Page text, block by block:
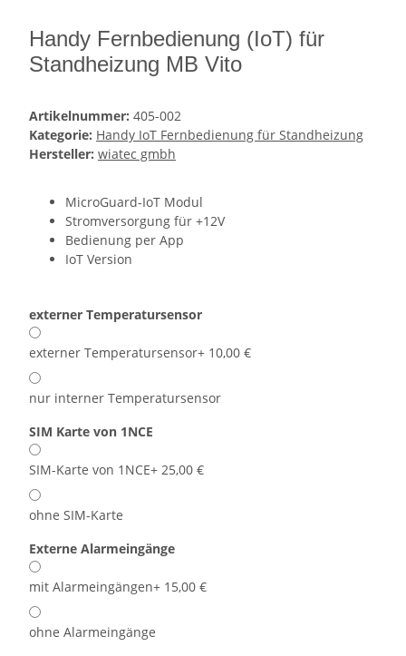
Handy Fernbedienung (IoT) für
Standheizung MB Vito
Artikelnummer: 405-002
Kategorie: Handy IoT Fernbedienung für Standheizung
Hersteller: wiatec gmbh
MicroGuard-IoT Modul
Stromversorgung für +12V
Bedienung per App
IoT Version
externer Temperatursensor
externer Temperatursensor+ 10,00 €
nur interner Temperatursensor
SIM Karte von 1NCE
SIM-Karte von 1NCE+ 25,00 €
ohne SIM-Karte
Externe Alarmeingänge
mit Alarmeingängen+ 15,00 €
ohne Alarmeingänge